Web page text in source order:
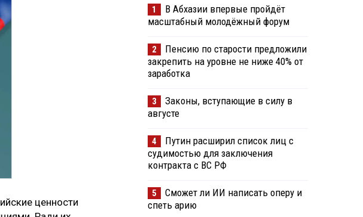
ценности
1
В Абхазии впервые пройдёт
масштабный молодёжный форум
2
Пенсию по старости предложили
закрепить на уровне не ниже 40% от
заработка
3
Законы, вступающие в силу в
августе
4
Путин расширил список лиц с
судимостью для заключения
контракта с ВС РФ
5
Сможет ли ИИ написать оперу и
спеть арию